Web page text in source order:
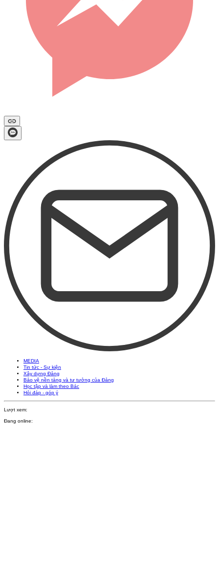
MEDIA
Tin tức - Sự kiện
Xây dựng Đảng
Bảo vệ nền tảng và tư tưởng của Đảng
Học tập và làm theo Bác
Hỏi đáp - góp ý
Lượt xem:
Đang online: